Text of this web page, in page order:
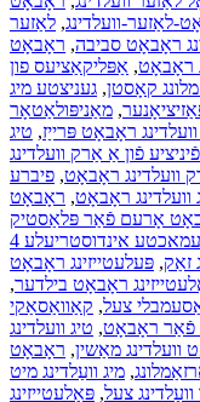
לאַזער-וועלדינג, לאַזער
ראָבאָט סביבה, ראָבאָט
ראָבאָט, אַפּליקאַציעס פון
קאָסטן, געניצטע מיג
, מאַניפּולאַטאָר
וועלדינג ראָבאָט פּרייַז, טיג
פֿון אַ אַרק וועלדינג
וועלדינג ראָבאָט, פיברע
וועלדינג ראָבאָט, ראָבאָט
אָרעם פֿאַר פּלאַסטיק
כינע-געמאכטע אינדוסטריעלע 4
זאַק, פּעלעטייזינג ראָבאָט
ראָבאָט בילדער,
צעל, קאַוואַסאַקי
פֿאַר ראָבאָט, טיג וועלדינג
וועלדינג מאַשין, ראָבאָט
, מיג וועַלדינג מיט
צעל, פּאַלעטייזינג